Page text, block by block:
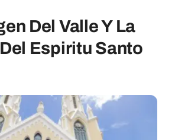
Del Valle Y La
Espiritu Santo